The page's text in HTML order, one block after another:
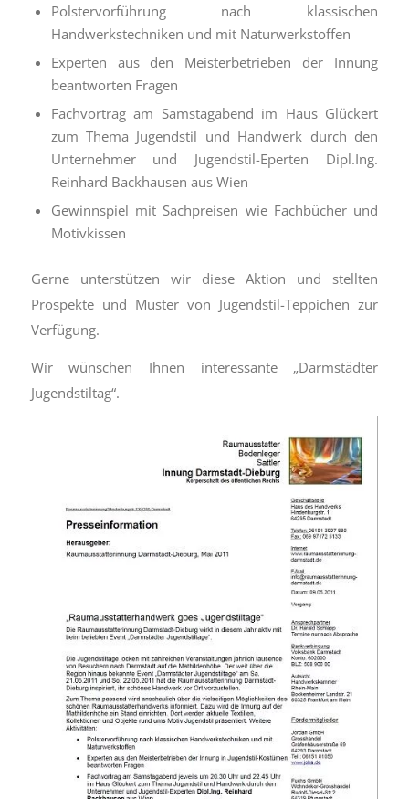
Polstervorführung nach klassischen
Handwerkstechniken und mit Naturwerkstoffen
Experten aus den Meisterbetrieben der Innung
beantworten Fragen
Fachvortrag am Samstagabend im Haus Glückert
zum Thema Jugendstil und Handwerk durch den
Unternehmer und Jugendstil-Eperten Dipl.Ing.
Reinhard Backhausen aus Wien
Gewinnspiel mit Sachpreisen wie Fachbücher und
Motivkissen
Gerne unterstützen wir diese Aktion und stellten
Prospekte und Muster von Jugendstil-Teppichen zur
Verfügung.
Wir wünschen Ihnen interessante „Darmstädter
Jugendstiltag“.